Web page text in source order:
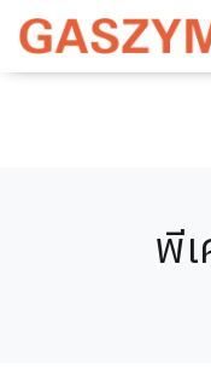
พี